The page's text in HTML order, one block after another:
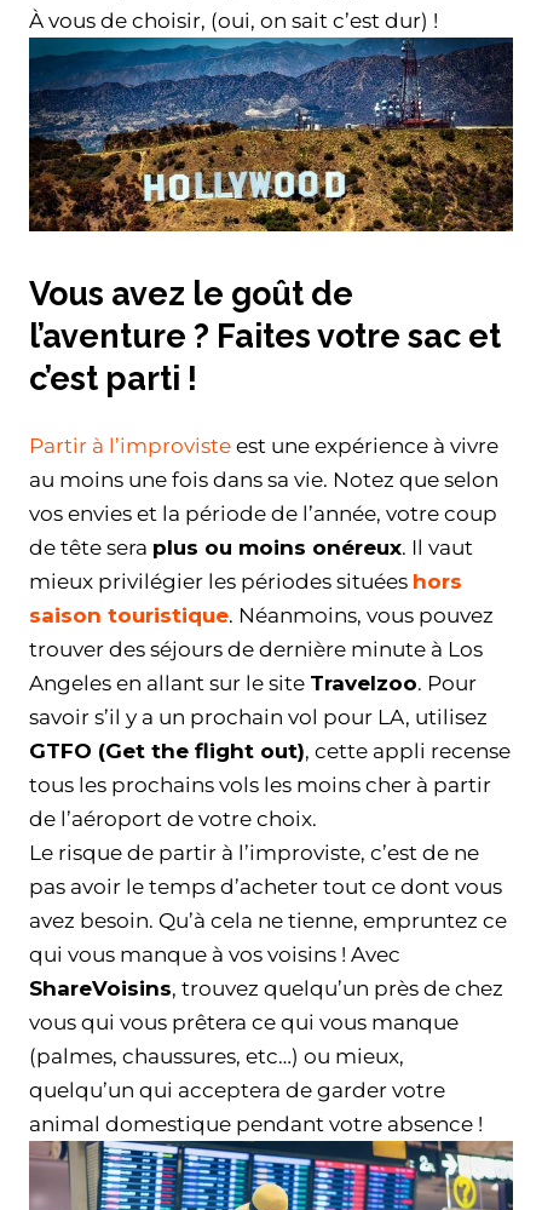
À vous de choisir, (oui, on sait c’est dur) !
Vous avez le goût de
l’aventure ? Faites votre sac et
c’est parti !
Partir à l’improviste est une expérience à vivre
au moins une fois dans sa vie. Notez que selon
vos envies et la période de l’année, votre coup
de tête sera plus ou moins onéreux. Il vaut
mieux privilégier les périodes situées hors
saison touristique. Néanmoins, vous pouvez
trouver des séjours de dernière minute à Los
Angeles en allant sur le site Travelzoo. Pour
savoir s’il y a un prochain vol pour LA, utilisez
GTFO (Get the flight out), cette appli recense
tous les prochains vols les moins cher à partir
de l’aéroport de votre choix.
Le risque de partir à l’improviste, c’est de ne
pas avoir le temps d’acheter tout ce dont vous
avez besoin. Qu’à cela ne tienne, empruntez ce
qui vous manque à vos voisins ! Avec
ShareVoisins, trouvez quelqu’un près de chez
vous qui vous prêtera ce qui vous manque
(palmes, chaussures, etc…) ou mieux,
quelqu’un qui acceptera de garder votre
animal domestique pendant votre absence !